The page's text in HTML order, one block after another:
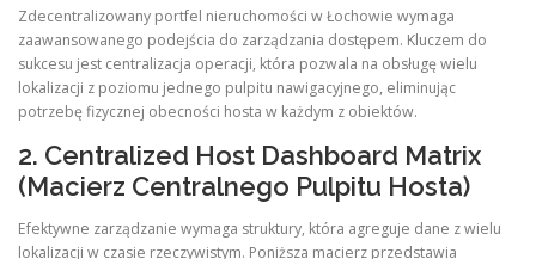
Zdecentralizowany portfel nieruchomości w Łochowie wymaga
zaawansowanego podejścia do zarządzania dostępem. Kluczem do
sukcesu jest centralizacja operacji, która pozwala na obsługę wielu
lokalizacji z poziomu jednego pulpitu nawigacyjnego, eliminując
potrzebę fizycznej obecności hosta w każdym z obiektów.
2. Centralized Host Dashboard Matrix
(Macierz Centralnego Pulpitu Hosta)
Efektywne zarządzanie wymaga struktury, która agreguje dane z wielu
lokalizacji w czasie rzeczywistym. Poniższa macierz przedstawia